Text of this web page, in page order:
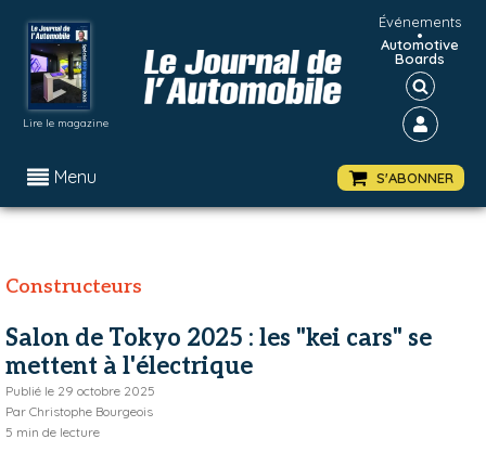
Lire le magazine
Événements
•
Automotive
Boards
Menu S'ABONNER
Constructeurs
Salon de Tokyo 2025 : les "kei cars" se
mettent à l'électrique
Publié le 29 octobre 2025
Par Christophe Bourgeois
5 min de lecture